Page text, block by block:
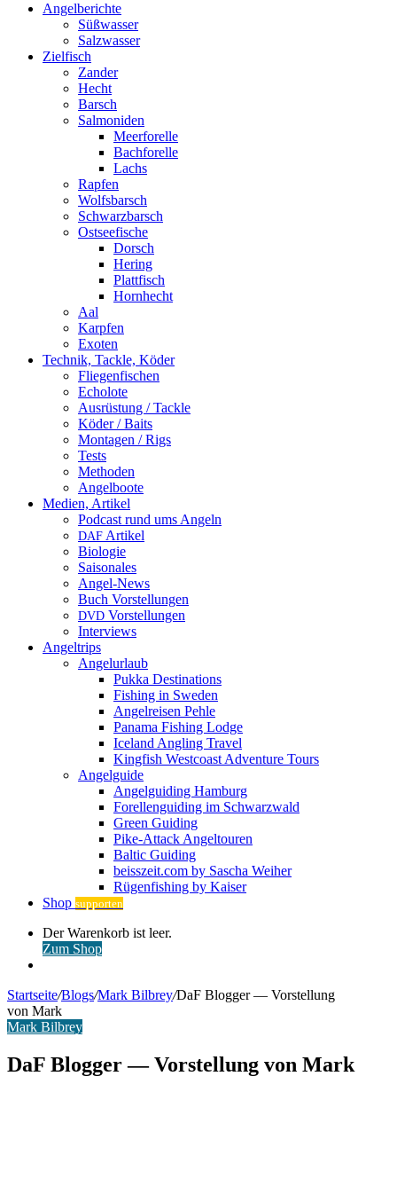
Angelberichte
Süßwasser
Salzwasser
Zielfisch
Zander
Hecht
Barsch
Salmoniden
Meerforelle
Bachforelle
Lachs
Rapfen
Wolfsbarsch
Schwarzbarsch
Ostseefische
Dorsch
Hering
Plattfisch
Hornhecht
Aal
Karpfen
Exoten
Technik, Tackle, Köder
Fliegenfischen
Echolote
Ausrüstung / Tackle
Köder / Baits
Montagen / Rigs
Tests
Methoden
Angelboote
Medien, Artikel
Podcast rund ums Angeln
DAF Artikel
Biologie
Saisonales
Angel-News
Buch Vorstellungen
DVD Vorstellungen
Interviews
Angeltrips
Angelurlaub
Pukka Destinations
Fishing in Sweden
Angelreisen Pehle
Panama Fishing Lodge
Iceland Angling Travel
Kingfish Westcoast Adventure Tours
Angelguide
Angelguiding Hamburg
Forellenguiding im Schwarzwald
Green Guiding
Pike-Attack Angeltouren
Baltic Guiding
beisszeit.com by Sascha Weiher
Rügenfishing by Kaiser
Shop supporten
Warenkorb
ansehen
Der Warenkorb ist leer.
Zum Shop
Startseite/Blogs/Mark Bilbrey/DaF Blogger — Vorstellung
von Mark
Mark Bilbrey
DaF Blogger — Vorstellung von Mark